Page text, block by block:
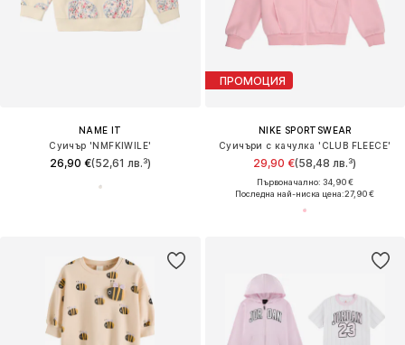
NAME IT
Суичър 'NMFKIWILE'
26,90 €(52,61 лв.³)
ПРОМОЦИЯ
NIKE SPORTSWEAR
Суичъри с качулка 'CLUB FLEECE'
29,90 €(58,48 лв.³)
Първоначално: 34,90 €
Последна най-ниска цена:27,90 €